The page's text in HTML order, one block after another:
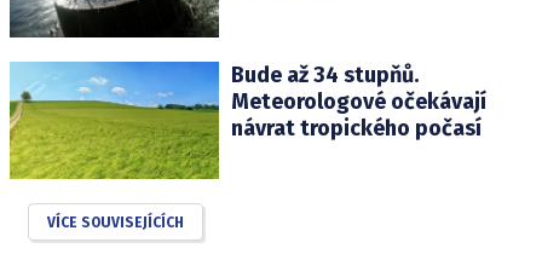
Bude až 34 stupňů.
Meteorologové očekávají
návrat tropického počasí
VÍCE SOUVISEJÍCÍCH